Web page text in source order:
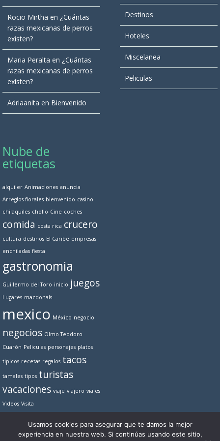
Rocio Mirtha en ¿Cuántas
razas mexicanas de perros
existen?
Maria Peralta en ¿Cuántas
razas mexicanas de perros
existen?
Adriaanita en Bienvenido
Destinos
Hoteles
Miscelanea
Peliculas
Nube de
etiquetas
alquiler Animaciones anuncia
Arreglos florales bienvenido casino
chilaquiles chollo Cine coches
comida costa rica crucero
cultura destinos El Caribe empresas
enchiladas fiesta
gastronomia
Guillermo del Toro inicio juegos
Lugares macdonals
mexico México negocio
negocios Olmo Teodoro
Cuarón Peliculas personajes platos
tipicos recetas regalos tacos
tamales tipos turistas
vacaciones viaje viajero viajes
Videos Visita
Usamos cookies para asegurar que te damos la mejor
experiencia en nuestra web. Si continúas usando este sitio,